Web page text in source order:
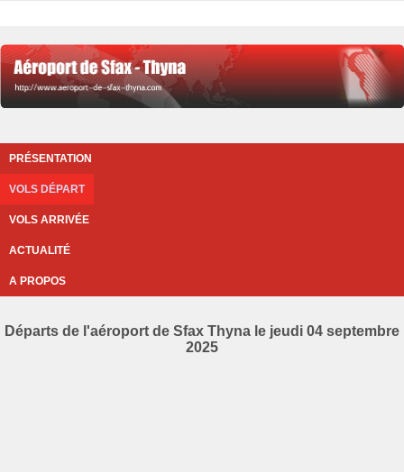
PRÉSENTATION
VOLS DÉPART
VOLS ARRIVÉE
ACTUALITÉ
A PROPOS
Départs de l'aéroport de Sfax Thyna le jeudi 04 septembre
2025